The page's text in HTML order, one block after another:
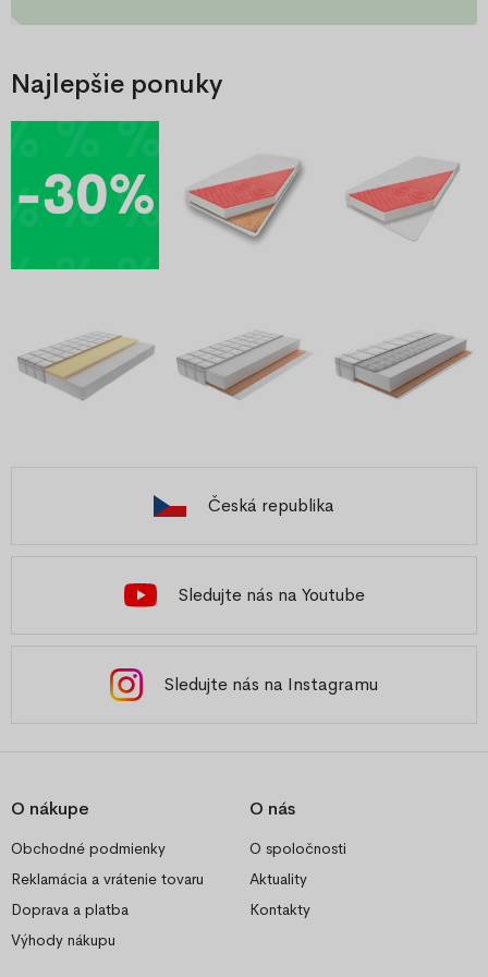
Najlepšie ponuky
Česká republika
Sledujte nás na Youtube
Sledujte nás na Instagramu
O nákupe
Obchodné podmienky
Reklamácia a vrátenie tovaru
Doprava a platba
Výhody nákupu
O nás
O spoločnosti
Aktuality
Kontakty